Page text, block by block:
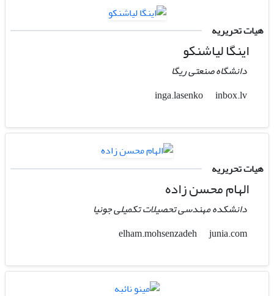
هیات تحریریه
اینگا لیاشنکو
دانشگاه صنعتی ریگا
inbox.lv
هیات تحریریه
الهام محسن زاده
دانشکده مهندسی تحصیلات تکمیلی جونیا
junia.com